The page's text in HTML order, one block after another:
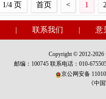
1/4 页 首页 < 1
| 联系我们 | 意
Copyright © 2012-2026
邮编：100745 联系电话：010-
京公网安备
《中